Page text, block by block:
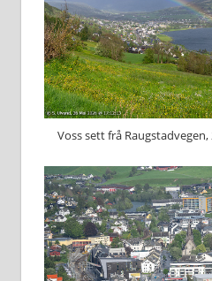
Voss sett frå Raugstadvegen,